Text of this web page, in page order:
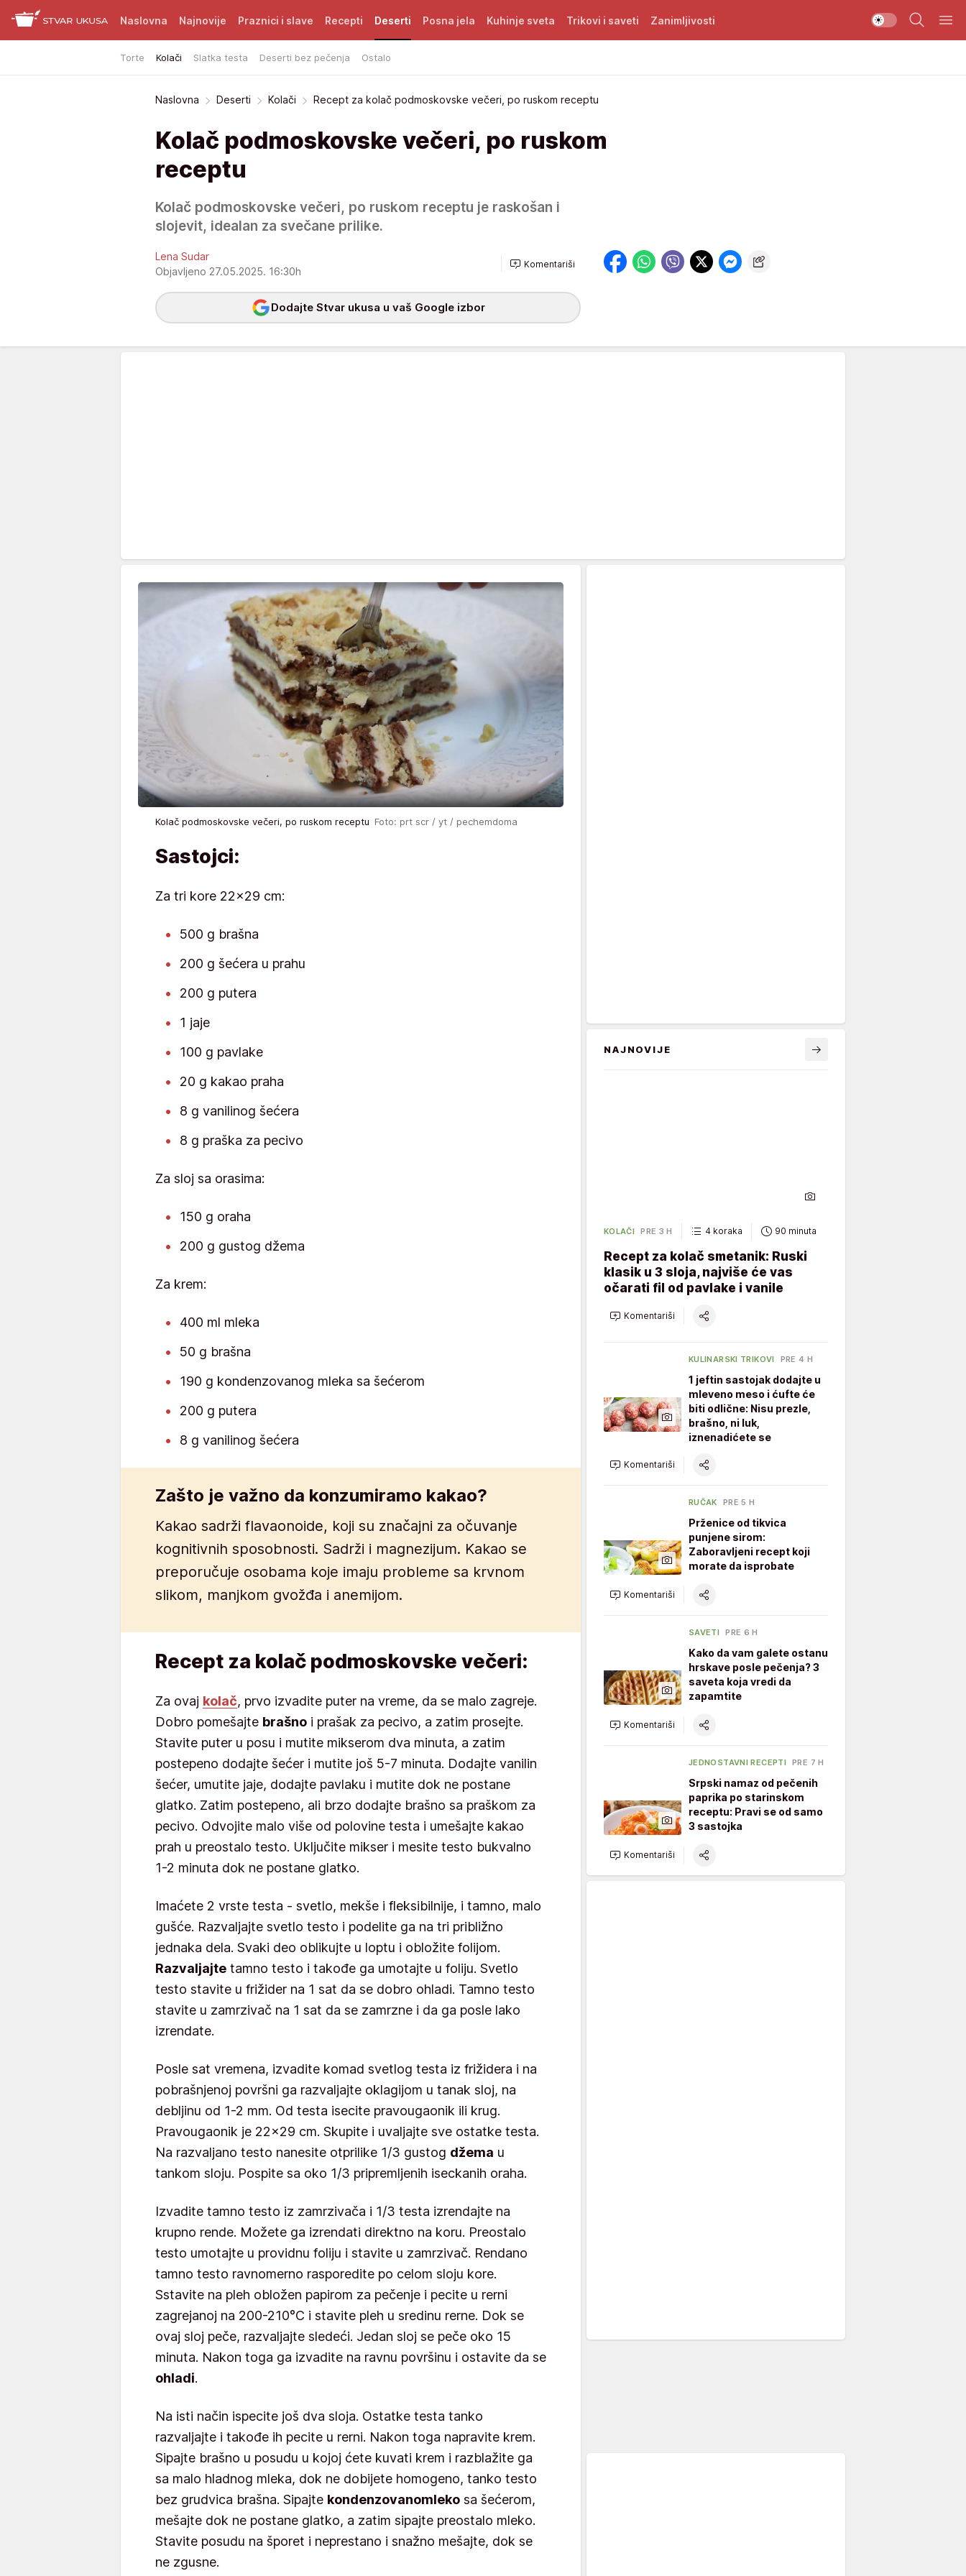
Naslovna Najnovije Praznici i slave Recepti Deserti
Torte Kolači Slatka testa Deserti bez pečenja Ostalo
Posna jela Kuhinje sveta Trikovi i saveti Zanimljivosti
Naslovna Deserti Kolači Recept za kolač podmoskovske večeri, po ruskom receptu
Kolač podmoskovske večeri, po ruskom
receptu
Kolač podmoskovske večeri, po ruskom receptu je raskošan i
slojevit, idealan za svečane prilike.
Lena Sudar
Objavljeno 27.05.2025. 16:30h
Komentariši
Dodajte Stvar ukusa u vaš Google izbor
Kolač podmoskovske večeri, po ruskom receptu Foto: prt scr / yt / pechemdoma
Sastojci:
Za tri kore 22x29 cm:
500 g brašna
200 g šećera u prahu
200 g putera
1 jaje
100 g pavlake
20 g kakao praha
8 g vanilinog šećera
8 g praška za pecivo
Za sloj sa orasima:
150 g oraha
200 g gustog džema
Za krem:
400 ml mleka
50 g brašna
190 g kondenzovanog mleka sa šećerom
200 g putera
8 g vanilinog šećera
Zašto je važno da konzumiramo kakao?
Kakao sadrži flavaonoide, koji su značajni za očuvanje
kognitivnih sposobnosti. Sadrži i magnezijum. Kakao se
preporučuje osobama koje imaju probleme sa krvnom
slikom, manjkom gvožđa i anemijom.
Recept za kolač podmoskovske večeri:
Za ovaj kolač, prvo izvadite puter na vreme, da se malo zagreje.
Dobro pomešajte brašno i prašak za pecivo, a zatim prosejte.
Stavite puter u posu i mutite mikserom dva minuta, a zatim
postepeno dodajte šećer i mutite još 5-7 minuta. Dodajte vanilin
šećer, umutite jaje, dodajte pavlaku i mutite dok ne postane
glatko. Zatim postepeno, ali brzo dodajte brašno sa praškom za
pecivo. Odvojite malo više od polovine testa i umešajte kakao
prah u preostalo testo. Uključite mikser i mesite testo bukvalno
1-2 minuta dok ne postane glatko.
Imaćete 2 vrste testa - svetlo, mekše i fleksibilnije, i tamno, malo
gušće. Razvaljajte svetlo testo i podelite ga na tri približno
jednaka dela. Svaki deo oblikujte u loptu i obložite folijom.
Razvaljajte tamno testo i takođe ga umotajte u foliju. Svetlo
testo stavite u frižider na 1 sat da se dobro ohladi. Tamno testo
stavite u zamrzivač na 1 sat da se zamrzne i da ga posle lako
izrendate.
Posle sat vremena, izvadite komad svetlog testa iz frižidera i na
pobrašnjenoj površni ga razvaljajte oklagijom u tanak sloj, na
debljinu od 1-2 mm. Od testa isecite pravougaonik ili krug.
Pravougaonik je 22x29 cm. Skupite i uvaljajte sve ostatke testa.
Na razvaljano testo nanesite otprilike 1/3 gustog džema u
tankom sloju. Pospite sa oko 1/3 pripremljenih iseckanih oraha.
Izvadite tamno testo iz zamrzivača i 1/3 testa izrendajte na
krupno rende. Možete ga izrendati direktno na koru. Preostalo
testo umotajte u providnu foliju i stavite u zamrzivač. Rendano
tamno testo ravnomerno rasporedite po celom sloju kore.
Sstavite na pleh obložen papirom za pečenje i pecite u rerni
zagrejanoj na 200-210°C i stavite pleh u sredinu rerne. Dok se
ovaj sloj peče, razvaljajte sledeći. Jedan sloj se peče oko 15
minuta. Nakon toga ga izvadite na ravnu površinu i ostavite da se
ohladi.
Na isti način ispecite još dva sloja. Ostatke testa tanko
razvaljajte i takođe ih pecite u rerni. Nakon toga napravite krem.
Sipajte brašno u posudu u kojoj ćete kuvati krem i razblažite ga
sa malo hladnog mleka, dok ne dobijete homogeno, tanko testo
bez grudvica brašna. Sipajte kondenzovanomleko sa šećerom,
mešajte dok ne postane glatko, a zatim sipajte preostalo mleko.
Stavite posudu na šporet i neprestano i snažno mešajte, dok se
ne zgusne.
NAJNOVIJE
KOLAČI PRE 3 H 4 koraka 90 minuta
Recept za kolač smetanik: Ruski
klasik u 3 sloja, najviše će vas
očarati fil od pavlake i vanile
Komentariši
KULINARSKI TRIKOVI PRE 4 H
1 jeftin sastojak dodajte u
mleveno meso i ćufte će
biti odlične: Nisu prezle,
brašno, ni luk,
iznenadićete se
Komentariši
RUČAK PRE 5 H
Prženice od tikvica
punjene sirom:
Zaboravljeni recept koji
morate da isprobate
Komentariši
SAVETI PRE 6 H
Kako da vam galete ostanu
hrskave posle pečenja? 3
saveta koja vredi da
zapamtite
Komentariši
JEDNOSTAVNI RECEPTI PRE 7 H
Srpski namaz od pečenih
paprika po starinskom
receptu: Pravi se od samo
3 sastojka
Komentariši